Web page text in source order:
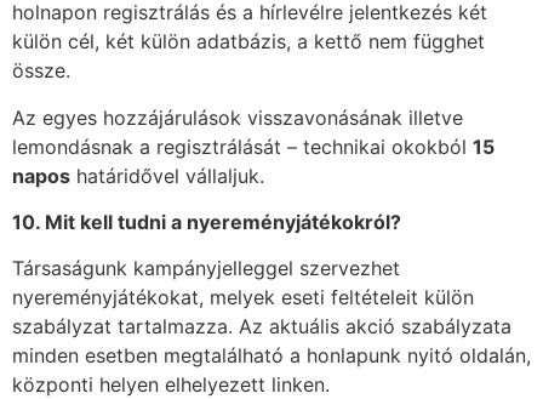
holnapon regisztrálás és a hírlevélre jelentkezés két
külön cél, két külön adatbázis, a kettő nem függhet
össze.
Az egyes hozzájárulások visszavonásának illetve
lemondásnak a regisztrálását – technikai okokból 15
napos határidővel vállaljuk.
10. Mit kell tudni a nyereményjátékokról?
Társaságunk kampányjelleggel szervezhet
nyereményjátékokat, melyek eseti feltételeit külön
szabályzat tartalmazza. Az aktuális akció szabályzata
minden esetben megtalálható a honlapunk nyitó oldalán,
központi helyen elhelyezett linken.